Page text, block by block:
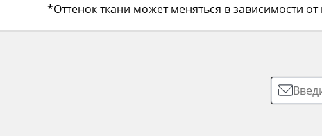
*Оттенок ткани может меняться в зависимости от